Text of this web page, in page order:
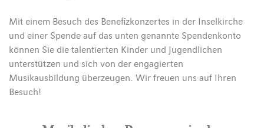
Mit einem Besuch des Benefizkonzertes in der Inselkirche
und einer Spende auf das unten genannte Spendenkonto
können Sie die talentierten Kinder und Jugendlichen
unterstützen und sich von der engagierten
Musikausbildung überzeugen. Wir freuen uns auf Ihren
Besuch!